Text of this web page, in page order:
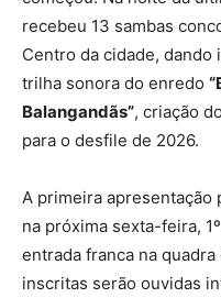
recebeu 13 sambas
Centro da cidade,
trilha sonora do enredo
Balangandãs”, criação
para o desfile de 2026.
A primeira apresentação
na próxima sexta-feira,
entrada franca na
inscritas serão ouvidas